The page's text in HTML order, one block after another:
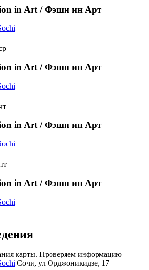
in Art / Фэшн ин Арт
in Art / Фэшн ин Арт
in Art / Фэшн ин Арт
in Art / Фэшн ин Арт
карты. Проверяем информацию
Сочи, ул Орджоникидзе, 17